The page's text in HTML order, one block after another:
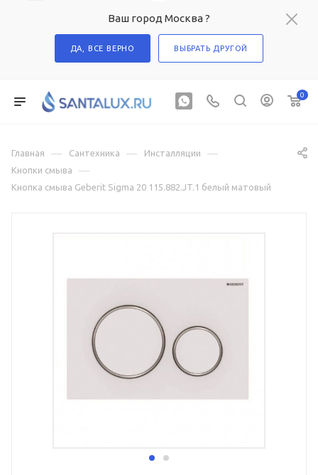
Ваш город Москва ?
ДА, ВСЕ ВЕРНО ВЫБРАТЬ ДРУГОЙ
0
Главная — Сантехника — Инсталляции —
Кнопки смыва —
Кнопка смыва Geberit Sigma 20 115.882.JT.1 белый матовый